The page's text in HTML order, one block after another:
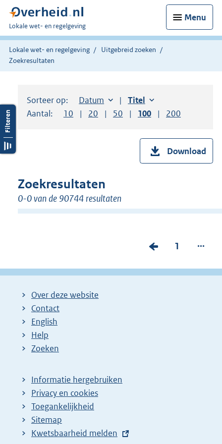
Menu
U
bent
hier:
Lokale wet- en regelgeving
Lokale wet- en regelgeving
Uitgebreid zoeken
Zoekresultaten
Sorteer op: Sorteer op:
Datum aflopendSorteer op:
Titel oplopend
Aantal:
Toon
10 resultaten per pagina
Toon
20 resultaten per pagina
Toon
50 resultaten per pagina
Toon
100 resultaten per
Toon
200
Download
Zoekresultaten
0-0 van de 90744 resultaten
V
r
P
g
1 ...
Over deze website
Contact
English
Help
Zoeken
Informatie hergebruiken
Privacy en cookies
Toegankelijkheid
Sitemap
E
Kwetsbaarheid melden